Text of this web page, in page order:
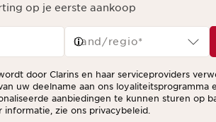
op je eerste aankoop
Land/regio*
door Clarins en haar serviceproviders
uw deelname aan ons loyaliteitsprogramma
aanbiedingen te kunnen sturen op
informatie, zie ons privacybeleid.